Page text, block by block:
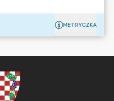
METRYCZKA